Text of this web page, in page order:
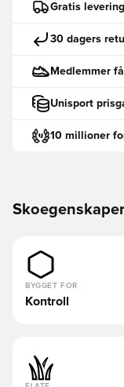
Gratis
30 dagers
Medlemmer
Unisport
10 millioner
Skoegenskaper
BYGGET FOR
Kontroll